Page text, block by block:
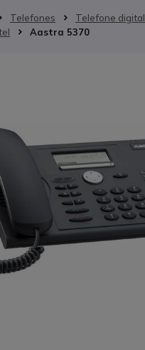
Telefones
Telefone digital
Aastra 5370